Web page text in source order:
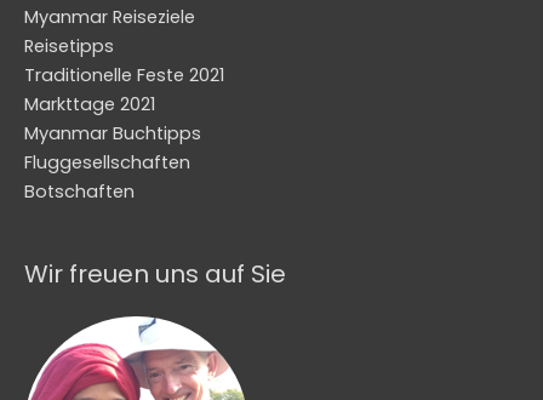
Myanmar Reiseziele
Reisetipps
Traditionelle Feste 2021
Markttage 2021
Myanmar Buchtipps
Fluggesellschaften
Botschaften
Wir freuen uns auf Sie